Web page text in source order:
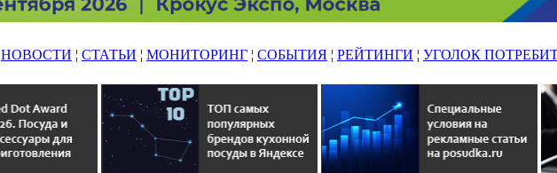
НОВОСТИ ¦ СТАТЬИ ¦ МОНИТОРИНГ ¦ СОБЫТИЯ ¦ РЕЙТИНГИ ¦ УГОЛОК